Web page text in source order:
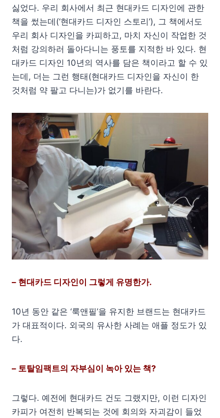
싫었다. 우리 회사에서 최근 현대카드 디자인에 관한
책을 썼는데(‘현대카드 디자인 스토리’), 그 책에서도
우리 회사 디자인을 카피하고, 마치 자신이 작업한 것
처럼 강의하러 돌아다니는 풍토를 지적한 바 있다. 현
대카드 디자인 10년의 역사를 담은 책이라고 할 수 있
는데, 더는 그런 행태(현대카드 디자인을 자신이 한
것처럼 약 팔고 다니는)가 없기를 바란다.
– 현대카드 디자인이 그렇게 유명한가.
10년 동안 같은 ‘룩앤필’을 유지한 브랜드는 현대카드
가 대표적이다. 외국의 유사한 사례는 애플 정도가 있
다.
– 토탈임팩트의 자부심이 녹아 있는 책?
그렇다. 예전에 현대카드 건도 그랬지만, 이런 디자인
카피가 여전히 반복되는 것에 회의와 자괴감이 들었